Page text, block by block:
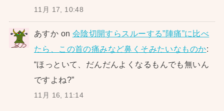
11月 17, 10:48
あすか on 会陰切開すらスルーする”陣痛”に比べ
たら、この首の痛みなど鼻くそみたいなものか:
“ほっといて、だんだんよくなるもんでも無いん
ですよね?”
11月 16, 11:14